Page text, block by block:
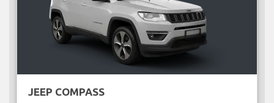
JEEP COMPASS